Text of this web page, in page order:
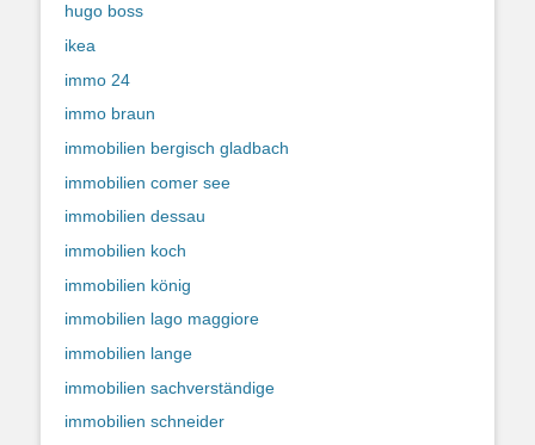
hugo boss
ikea
immo 24
immo braun
immobilien bergisch gladbach
immobilien comer see
immobilien dessau
immobilien koch
immobilien könig
immobilien lago maggiore
immobilien lange
immobilien sachverständige
immobilien schneider